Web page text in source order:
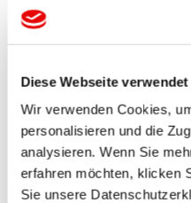
Diese Webseite
Wir verwenden Cookies,
personalisieren und die
analysieren. Wenn Sie
erfahren möchten, klicken
Sie unsere
K 33
S 35
K 35
S 37